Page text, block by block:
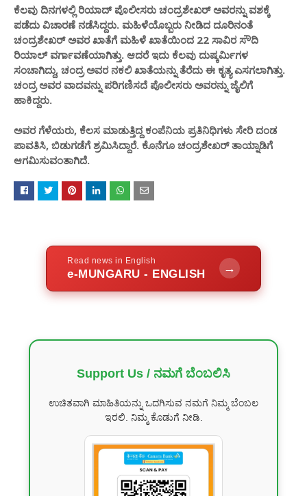
ಕೆಲವು ದಿನಗಳಲ್ಲಿ ರಿಯಾದ್ ಪೊಲೀಸರು ಚಂದ್ರಶೇಖ‌ರ್ ಅವರನ್ನು ವಶಕ್ಕೆ
ಪಡೆದು ವಿಚಾರಣೆ ನಡೆಸಿದ್ದರು. ಮಹಿಳೆಯೊಬ್ಬರು ನೀಡಿದ ದೂರಿನಂತೆ
ಚಂದ್ರಶೇಖರ್ ಅವರ ಖಾತೆಗೆ ಮಹಿಳೆ ಖಾತೆಯಿಂದ 22 ಸಾವಿರ ಸೌದಿ
ರಿಯಾಲ್ ವರ್ಗಾವಣೆಯಾಗಿತ್ತು. ಆದರೆ ಇದು ಕೆಲವು ದುಷ್ಕರ್ಮಿಗಳ
ಸಂಚಾಗಿದ್ದು, ಚಂದ್ರ ಅವರ ನಕಲಿ ಖಾತೆಯನ್ನು ತೆರೆದು ಈ ಕೃತ್ಯ ಎಸಗಲಾಗಿತ್ತು.
ಚಂದ್ರ ಅವರ ವಾದವನ್ನು ಪರಿಗಣಿಸದೆ ಪೊಲೀಸರು ಅವರನ್ನು ಜೈಲಿಗೆ
ಹಾಕಿದ್ದರು.
ಅವರ ಗೆಳೆಯರು, ಕೆಲಸ ಮಾಡುತ್ತಿದ್ದ ಕಂಪೆನಿಯ ಪ್ರತಿನಿಧಿಗಳು ಸೇರಿ ದಂಡ
ಪಾವತಿಸಿ, ಬಿಡುಗಡೆಗೆ ಶ್ರಮಿಸಿದ್ದಾರೆ. ಕೊನೆಗೂ ಚಂದ್ರಶೇಖರ್ ತಾಯ್ನಾಡಿಗೆ
ಆಗಮಿಸುವಂತಾಗಿದೆ.
Read news in English
e-MUNGARU - ENGLISH →
Support Us / ನಮಗೆ ಬೆಂಬಲಿಸಿ
ಉಚಿತವಾಗಿ ಮಾಹಿತಿಯನ್ನು ಒದಗಿಸುವ ನಮಗೆ ನಿಮ್ಮ ಬೆಂಬಲ
ಇರಲಿ. ನಿಮ್ಮ ಕೊಡುಗೆ ನೀಡಿ.